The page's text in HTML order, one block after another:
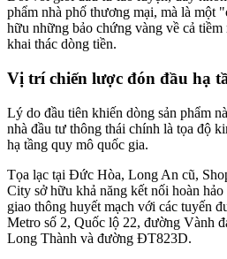
phẩm nhà phố thương mại, mà là một
hữu những bảo chứng vàng về cả tiềm
khai thác dòng tiền.
Vị trí chiến lược đón đầu hạ
Lý do đầu tiên khiến dòng sản phẩm
nhà đầu tư thông thái chính là tọa độ
hạ tầng quy mô quốc gia.
Tọa lạc tại Đức Hòa, Long An cũ,
City sở hữu khả năng kết nối hoàn
giao thông huyết mạch với các tuyến
Metro số 2, Quốc lộ 22, đường Vành
Long Thành và đường ĐT823D.